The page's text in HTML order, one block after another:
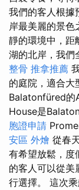
我們的客人根據
岸最美麗的景
靜的環境中，距
湖的北岸，我們
整骨 推拿推薦
的庭院，適合大
Balatonfüred的
House是
胞證申請
安區 外燴 從春
有希望放鬆，度
的客人可以從美
行選擇。 這次